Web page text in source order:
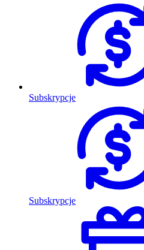
Subskrypcje
Subskrypcje